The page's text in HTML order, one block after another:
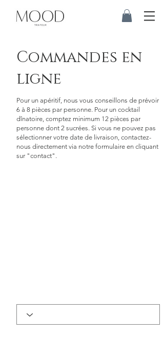
Commandes en
ligne
Pour un apéritif, nous vous conseillons de prévoir
6 à 8 pièces par personne. Pour un cocktail
dînatoire, comptez minimum 12 pièces par
personne dont 2 sucrées. Si vous ne pouvez pas
sélectionner votre date de livraison, contactez-
nous directement via notre formulaire en cliquant
sur "contact".